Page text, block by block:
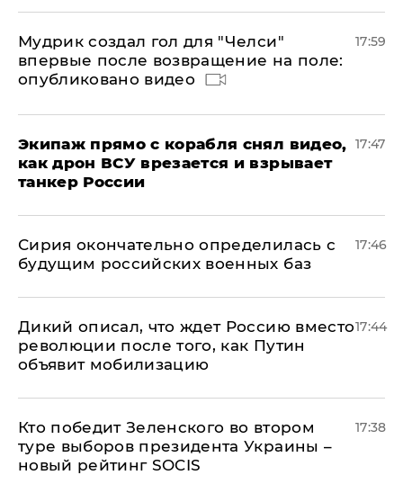
Мудрик создал гол для "Челси"
впервые после возвращение на поле:
опубликовано видео
17:59
Экипаж прямо с корабля снял видео,
как дрон ВСУ врезается и взрывает
танкер России
17:47
Сирия окончательно определилась с
будущим российских военных баз
17:46
Дикий описал, что ждет Россию вместо
революции после того, как Путин
объявит мобилизацию
17:44
Кто победит Зеленского во втором
туре выборов президента Украины –
новый рейтинг SOCIS
17:38